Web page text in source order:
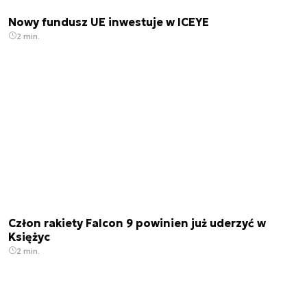
Nowy fundusz UE inwestuje w ICEYE
2 min.
Człon rakiety Falcon 9 powinien już uderzyć w
Księżyc
2 min.